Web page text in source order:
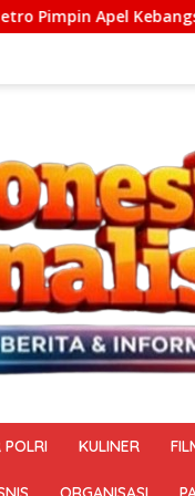
“Jaga Jakarta
KULINER